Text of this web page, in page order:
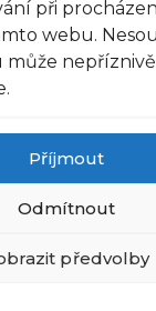
při
webu.
může
Příjmout
Odmítnout
předvolby
nebo pod
vozidlo ještě
mechanických​
volantové
pedály.
vůz.